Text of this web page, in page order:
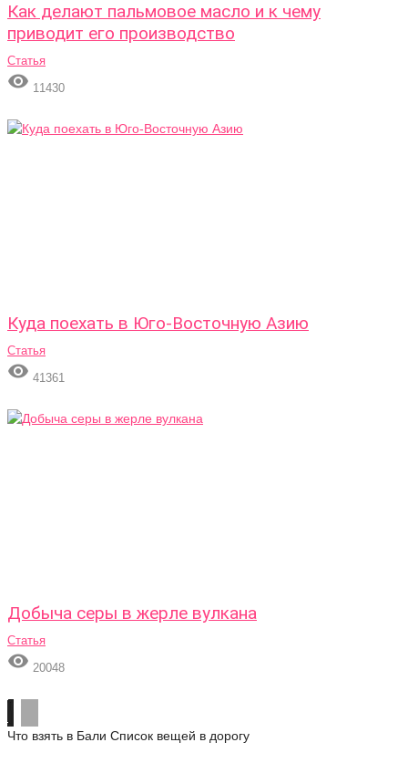
Как делают пальмовое масло и к чему
приводит его производство
Статья
 11430
Куда поехать в Юго-Восточную Азию
Статья
 41361
Добыча серы в жерле вулкана
Статья
 20048
Что взять в Бали Список вещей в дорогу